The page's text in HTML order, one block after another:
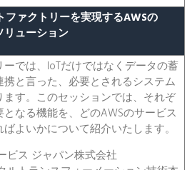
ファクトリーを実現するAWSの
ューション
では、IoTだけではなくデータの蓄
と言った、必要とされるシステム
す。このセッションでは、それぞ
なる機能を、どのAWSのサービス
よいかについて紹介いたします。
ビス ジャパン株式会社